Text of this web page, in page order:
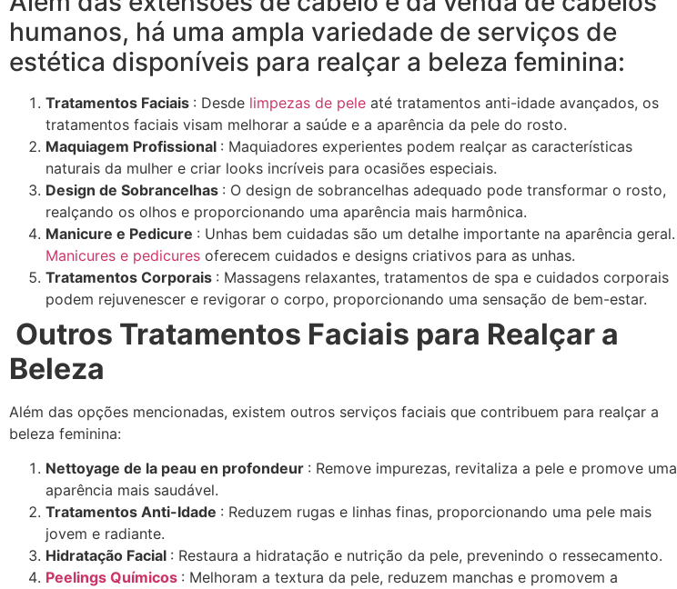
humanos, há uma ampla variedade de serviços de
estética disponíveis para realçar a beleza feminina:
Tratamentos Faciais : Desde limpezas de pele até tratamentos anti-idade avançados, os
tratamentos faciais visam melhorar a saúde e a aparência da pele do rosto.
Maquiagem Profissional : Maquiadores experientes podem realçar as características
naturais da mulher e criar looks incríveis para ocasiões especiais.
Design de Sobrancelhas : O design de sobrancelhas adequado pode transformar o rosto,
realçando os olhos e proporcionando uma aparência mais harmônica.
Manicure e Pedicure : Unhas bem cuidadas são um detalhe importante na aparência geral.
Manicures e pedicures oferecem cuidados e designs criativos para as unhas.
Tratamentos Corporais : Massagens relaxantes, tratamentos de spa e cuidados corporais
podem rejuvenescer e revigorar o corpo, proporcionando uma sensação de bem-estar.
Outros Tratamentos Faciais para Realçar a
Beleza
Além das opções mencionadas, existem outros serviços faciais que contribuem para realçar a
beleza feminina:
Nettoyage de la peau en profondeur : Remove impurezas, revitaliza a pele e promove uma
aparência mais saudável.
Tratamentos Anti-Idade : Reduzem rugas e linhas finas, proporcionando uma pele mais
jovem e radiante.
Hidratação Facial : Restaura a hidratação e nutrição da pele, prevenindo o ressecamento.
Peelings Químicos : Melhoram a textura da pele, reduzem manchas e promovem a